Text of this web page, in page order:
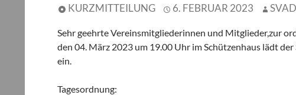
KURZMITTEILUNG
6. FEBRUAR 2023
Sehr geehrte Vereinsmitgliederinnen und Mitglieder,zur
den 04. März 2023 um 19.00 Uhr im Schützenhaus lädt
ein.
Tagesordnung: